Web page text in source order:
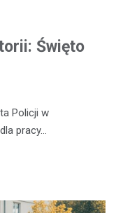
Święto
Policji w
pracy…